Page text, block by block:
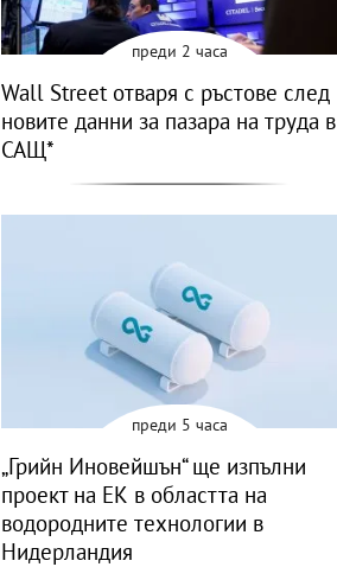
преди 2 часа
Wall Street отваря с ръстове след
новите данни за пазара на труда в
САЩ*
преди 5 часа
„Грийн Иновейшън“ ще изпълни
проект на ЕК в областта на
водородните технологии в
Нидерландия